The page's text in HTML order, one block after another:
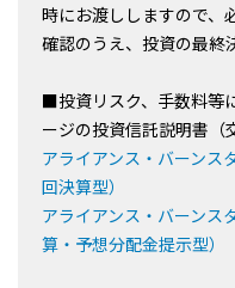
時にお渡ししますので、
確認のうえ、投資の最終
■投資リスク、手数料等
ージの投資信託説明書（
アライアンス・バーンス
回決算型）
アライアンス・バーンス
算・予想分配金提示型）